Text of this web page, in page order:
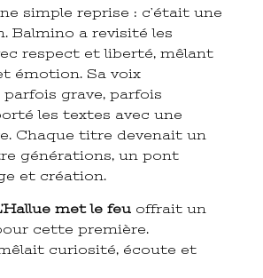
simple reprise : c’était une
Balmino a revisité les
respect et liberté, mêlant
émotion. Sa voix
parfois grave, parfois
les textes avec une
Chaque titre devenait un
générations, un pont
et création.
met le feuoffrait un
cette première.
curiosité, écoute et